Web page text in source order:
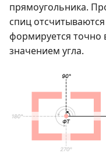
прямоугольника.
спиц
формируется точно
значением угла.